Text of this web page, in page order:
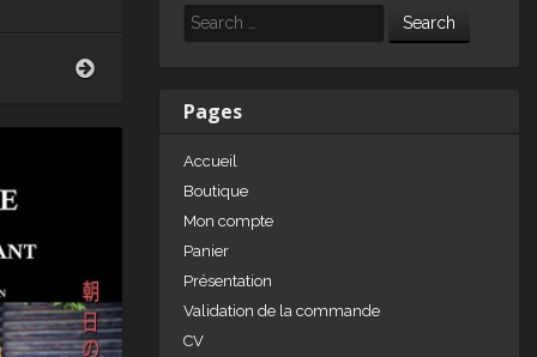
e
n
o
g
Search
Pages
Accueil
Boutique
Mon compte
Panier
Présentation
Validation de la commande
CV